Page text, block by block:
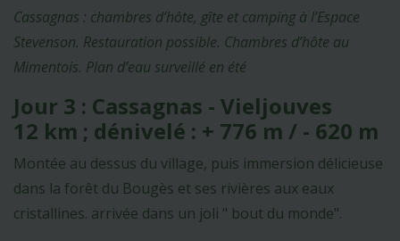
Cassagnas : chambres d’hôte, gîte et camping à l’Espace
Stevenson. Restauration possible. Chambres d’hôte au
Mimentois. Plan d’eau surveillé en été
Jour 3 : Cassagnas - Vieljouves
12 km ; dénivelé : + 776 m / - 620 m
Montée au dessus du village, puis immersion délicieuse
dans la forêt du Bougès et ses rivières aux eaux
cristallines. arrivée dans un joli " bout du monde".